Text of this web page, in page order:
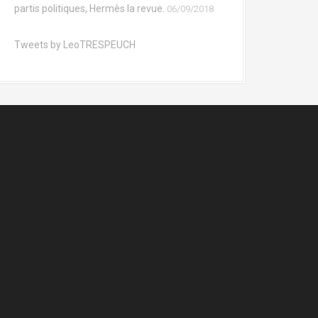
partis politiques, Hermès la revue. 06/09/2018
Tweets by LeoTRESPEUCH